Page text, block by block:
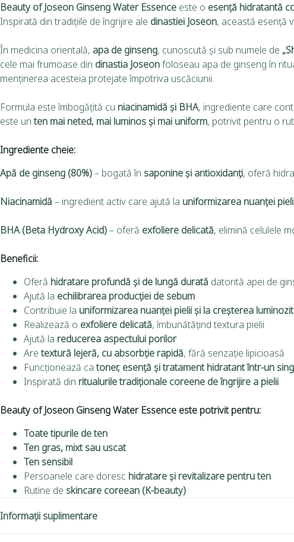
Beauty of Joseon Ginseng Water Essence este o esență hidratantă
Inspirată din tradițiile de îngrijire ale dinastiei Joseon, această esență
În medicina orientală, apa de ginseng, cunoscută și sub numele de
cele mai frumoase din dinastia Joseonfoloseau apa de ginseng în
menținerea acesteia protejate împotriva uscăciunii.
Formula este îmbogățită cu niacinamidă și BHA, ingrediente care
este unten mai neted, mai luminos și mai uniform, potrivit pentru o
Ingrediente cheie:
Apă de ginseng (80%)– bogată în saponine și antioxidanți, oferă
Niacinamidă – ingredient activ care ajută la uniformizarea nuanței
BHA (Beta Hydroxy Acid)– oferă exfoliere delicată, elimină celulele
Beneficii:
Oferă hidratare profundă și de lungă durată datorită apei de
Ajută la echilibrarea producției de sebum
Contribuie la uniformizarea nuanței pielii și la creșterea
Realizează o exfoliere delicată, îmbunătățind textura pielii
Ajută la reducerea aspectului porilor
Aretextură lejeră, cu absorbție rapidă, fără senzație lipicioasă
Funcționează catoner, esență și tratament hidratant într-un
Inspirată din ritualurile tradiționale coreene de îngrijire a pielii
Beauty of Joseon Ginseng Water Essence este potrivit pentru:
Toate tipurile de ten
Ten gras, mixt sau uscat
Ten sensibil
Persoanele care doresc hidratare și revitalizare pentru ten
Rutine de skincare coreean (K-beauty)
Informații suplimentare